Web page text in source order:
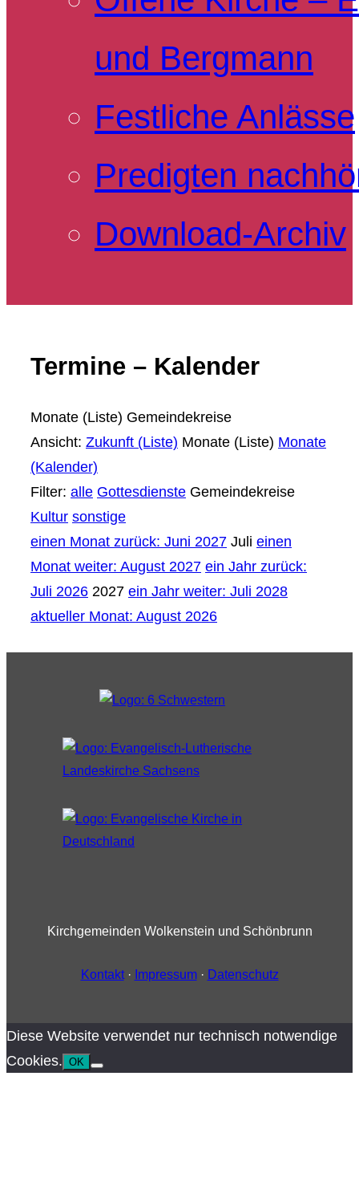
und Bergmann
Festliche Anlässe
Predigten
Download-Archiv
Termine – Kalender
Monate (Liste) Gemeindekreise
Ansicht: Zukunft (Liste) Monate (Liste) Monate
(Kalender)
Filter: alle Gottesdienste Gemeindekreise
Kultur sonstige
einen Monat zurück: Juni 2027 Juli einen
Monat weiter: August 2027 ein Jahr zurück:
Juli 2026 2027 ein Jahr weiter: Juli 2028
aktueller Monat: August 2026
Kirchgemeinden Wolkenstein und Schönbrunn
Kontakt· Impressum· Datenschutz
Diese Website verwendet nur technisch notwendige
Cookies. OK